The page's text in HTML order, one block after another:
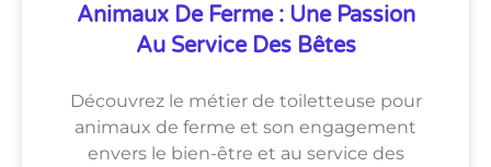
Animaux De Ferme : Une Passion
Au Service Des Bêtes
Découvrez le métier de toiletteuse pour
animaux de ferme et son engagement
envers le bien-être et au service des